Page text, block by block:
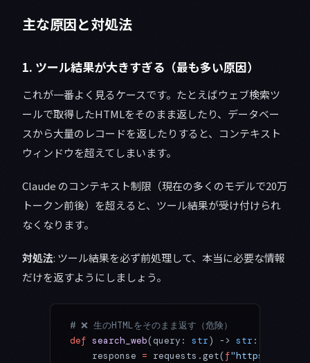
主な原因と対処法
1. ツール結果が大きすぎる（最も多い原因）
これが一番よく見るケースです。たとえばウェブ検索ツ
ールで取得したHTMLをそのまま返したり、データベー
スから大量のレコードを返したりすると、コンテキスト
ウィンドウを超えてしまいます。
Claude のコンテキスト制限（現在の多くのモデルで20万
トークン前後）を超えると、ツール結果が受け付けられ
なくなります。
対処法: ツール結果を必ず前処理して、本当に必要な情報
だけを返すようにしましょう。
# ❌ 生のHTMLをそのまま返す（危険）
def search_web(query: str) -> str :
    response
= requests.get(f"https://